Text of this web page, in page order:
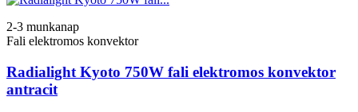
2-3 munkanap
Fali elektromos konvektor
Radialight Kyoto 750W fali elektromos konvektor
antracit